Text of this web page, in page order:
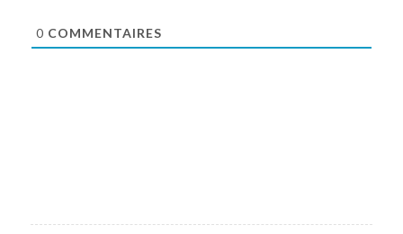
0 COMMENTAIRES